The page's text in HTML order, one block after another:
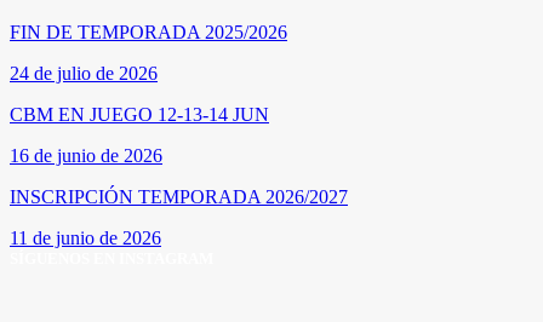
FIN DE TEMPORADA 2025/2026
24 de julio de 2026
CBM EN JUEGO 12-13-14 JUN
16 de junio de 2026
INSCRIPCIÓN TEMPORADA 2026/2027
11 de junio de 2026